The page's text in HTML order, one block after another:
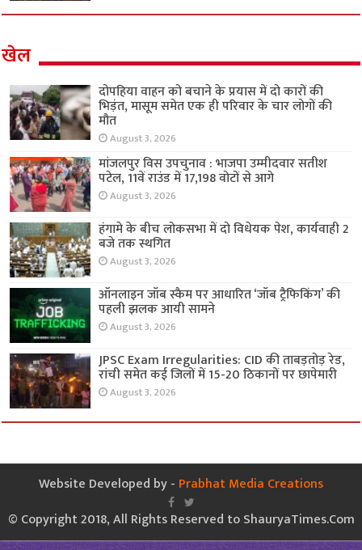
खेल
दोपहिया वाहन को बचाने के प्रयास में दो कारों की
भिड़ंत, मासूम समेत एक ही परिवार के चार लोगों की
मौत
August 3, 2026
मांजलपुर विस उपचुनाव : भाजपा उम्मीदवार सतीश
पटेल, 11वें राउंड में 17,198 वोटों से आगे
August 3, 2026
हंगामे के बीच लोकसभा में दो विधेयक पेश, कार्यवाही 2
बजे तक स्थगित
August 3, 2026
ऑनलाइन जॉब स्कैम पर आधारित ‘जॉब ट्रैफिकिंग’ की
पहली झलक आयी सामने
August 3, 2026
JPSC Exam Irregularities: CID की ताबड़तोड़ रेड,
रांची समेत कई जिलों में 15-20 ठिकानों पर छापेमारी
August 3, 2026
Website Developed by - Prabhat Media Creations
© Copyright 2018, All Rights Reserved to ShauryaTimes.Com